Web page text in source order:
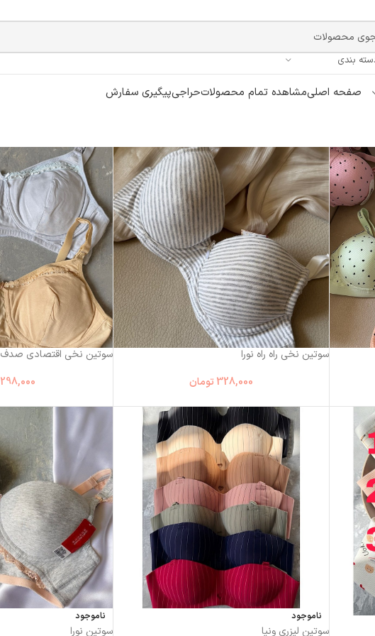
بندی
صفحه اصلیمشاهده تمام محصولاتحراجیپیگیری سفارش
سوتین نخی راه راه نورا
328,000 تومان
سوتین نخی اقتصادی صدف
298,000
ناموجود
سوتین لیزری ونیا
ناموجود
سوتین نورا